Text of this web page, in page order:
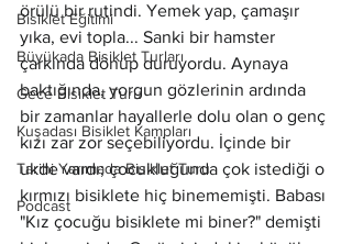
Bisiklet Eğitimi
Büyükada Bisiklet Turları
Gece Bisiklet Turu
Kuşadası Bisiklet Kampları
Tarihi Yarımada Bisiklet Turu
Podcast
örülü bir rutindi. Yemek yap, çamaşır
yıka, evi topla... Sanki bir hamster
çarkında dönüp duruyordu. Aynaya
baktığında, yorgun gözlerinin ardında
bir zamanlar hayallerle dolu olan o genç
kızı zar zor seçebiliyordu. İçinde bir
ukde vardı; çocukluğunda çok istediği o
kırmızı bisiklete hiç binememişti. Babası
"Kız çocuğu bisiklete mi biner?" demişti